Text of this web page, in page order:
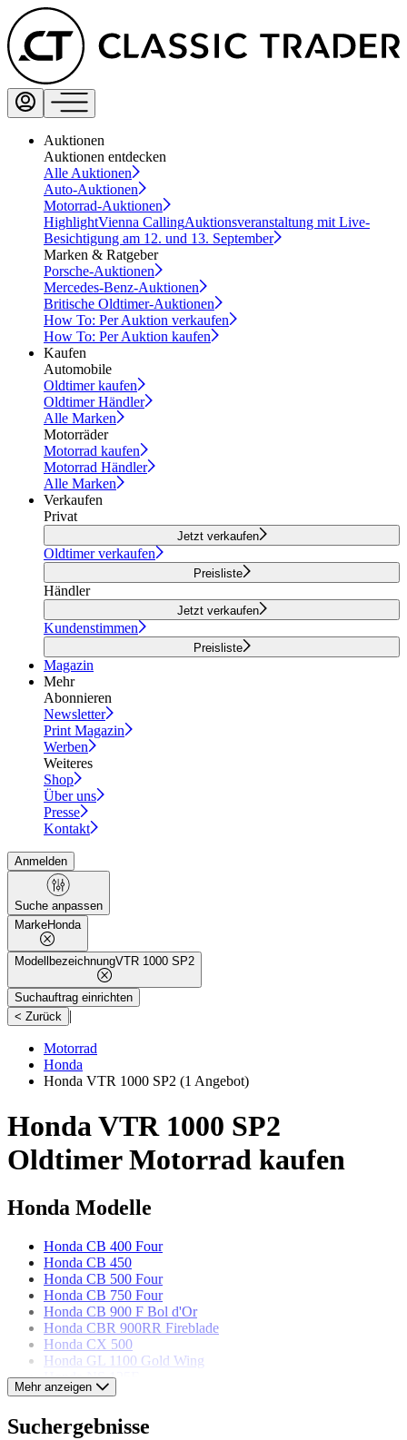
Auktionen
Auktionen entdecken
Alle Auktionen
Auto-Auktionen
Motorrad-Auktionen
HighlightVienna CallingAuktionsveranstaltung mit Live-
Besichtigung am 12. und 13. September
Marken & Ratgeber
Porsche-Auktionen
Mercedes-Benz-Auktionen
Britische Oldtimer-Auktionen
How To: Per Auktion verkaufen
How To: Per Auktion kaufen
Kaufen
Automobile
Oldtimer kaufen
Oldtimer Händler
Alle Marken
Motorräder
Motorrad kaufen
Motorrad Händler
Alle Marken
Verkaufen
Privat
Jetzt verkaufen
Oldtimer verkaufen
Preisliste
Händler
Jetzt verkaufen
Kundenstimmen
Preisliste
Magazin
Mehr
Abonnieren
Newsletter
Print Magazin
Werben
Weiteres
Shop
Über uns
Presse
Kontakt
Anmelden
Suche anpassen
MarkeHonda
ModellbezeichnungVTR 1000 SP2
Suchauftrag einrichten
< Zurück |
Motorrad
Honda
Honda VTR 1000 SP2 (1 Angebot)
Honda VTR 1000 SP2
Oldtimer Motorrad kaufen
Honda Modelle
Honda CB 400 Four
Honda CB 450
Honda CB 500 Four
Honda CB 750 Four
Honda CB 900 F Bol d'Or
Honda CBR 900RR Fireblade
Honda CX 500
Honda GL 1100 Gold Wing
Honda NS 125F
Honda Shadow 90
Honda VFR 750R RC 30
Mehr anzeigen
Suchergebnisse